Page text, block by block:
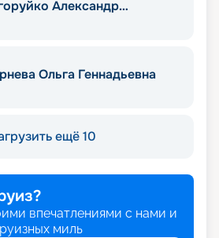
Александр
Ольга Геннадьевна
ещё 10
впечатлениями с нами и
миль